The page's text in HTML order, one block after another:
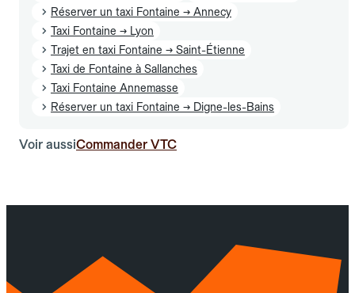
Réserver un taxi Fontaine → Annecy
Taxi Fontaine → Lyon
Trajet en taxi Fontaine → Saint-Étienne
Taxi de Fontaine à Sallanches
Taxi Fontaine Annemasse
Réserver un taxi Fontaine → Digne-les-Bains
Voir aussiCommander VTC